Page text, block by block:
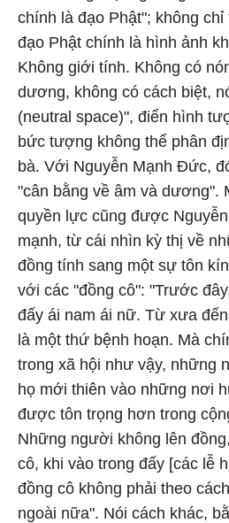
chính là đạo Phật"; không
đạo Phật chính là hình ảnh
Không giới tính. Không có
dương, không có cách biệt,
(neutral space)", điển hình
bức tượng không thể phân
bà. Với Nguyễn Mạnh Đức,
"cân bằng về âm và dương".
quyền lực cũng được
mạnh, từ cái nhìn kỳ thị về
đồng tính sang một sự tôn
với các "đồng cô": "Trước
đấy ái nam ái nữ. Từ xưa
là một thứ bệnh hoạn. Mà
trong xã hội như vậy, những
họ mới thiên vào những nơi
được tôn trọng hơn trong
Những người không lên
cô, khi vào trong đấy [các lễ
đồng cô không phải theo
ngoài nữa". Nói cách khác,